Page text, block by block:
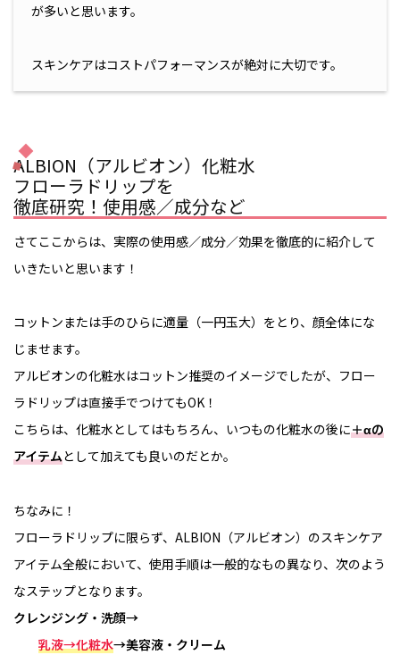
が多いと思います。
スキンケアはコストパフォーマンスが絶対に大切です。
ALBION（アルビオン）化粧水
フローラドリップを
徹底研究！使用感／成分など
さてここからは、実際の使用感／成分／効果を徹底的に紹介して
いきたいと思います！
コットンまたは手のひらに適量（一円玉大）をとり、顔全体にな
じませます。
アルビオンの化粧水はコットン推奨のイメージでしたが、フロー
ラドリップは直接手でつけてもOK！
こちらは、化粧水としてはもちろん、いつもの化粧水の後に＋αの
アイテムとして加えても良いのだとか。
ちなみに！
フローラドリップに限らず、ALBION（アルビオン）のスキンケア
アイテム全般において、使用手順は一般的なもの異なり、次のよう
なステップとなります。
クレンジング・洗顔→
乳液→化粧水→美容液・クリーム